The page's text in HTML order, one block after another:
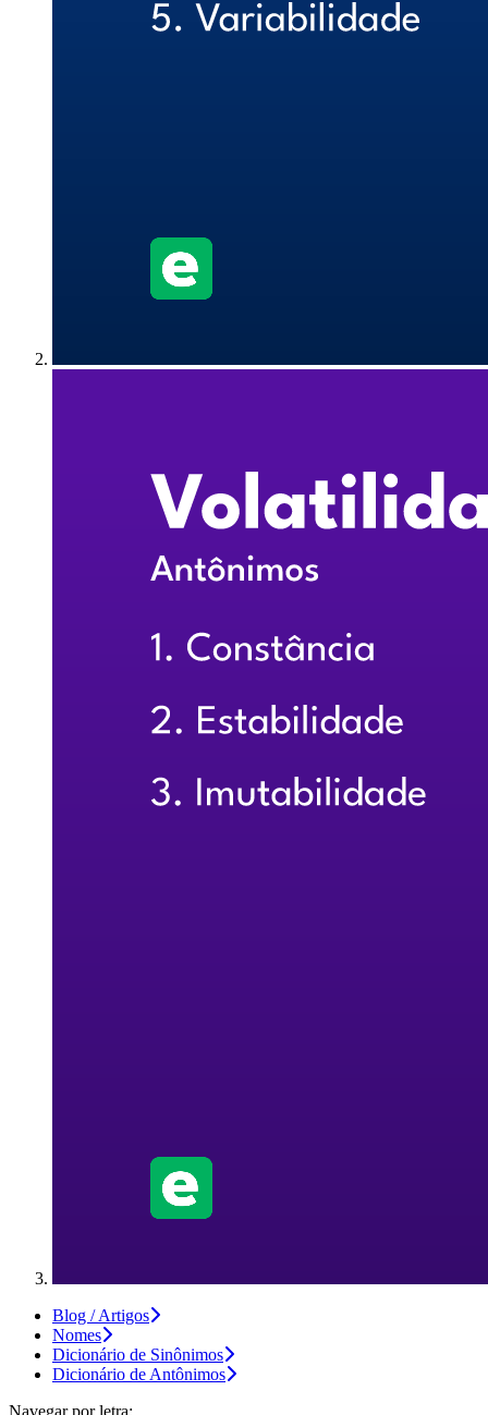
Blog / Artigos
Nomes
Dicionário de Sinônimos
Dicionário de Antônimos
Navegar por letra: